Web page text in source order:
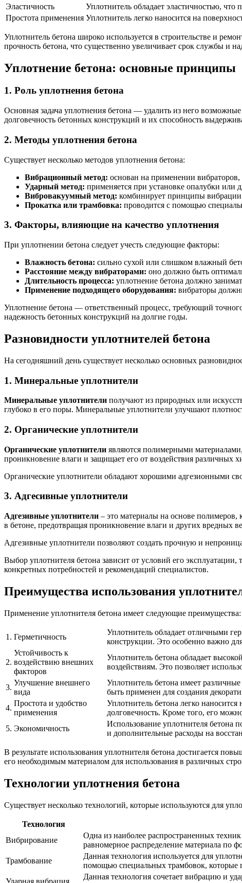
Эластичность
Уплотнитель обладает эластичностью,
Простота применения Уплотнитель легко наносится на
Уплотнитель бетона широко используется в строительстве и
прочность бетона, что существенно увеличивает срок службы и
Уплотнение бетона: основные принципы
1. Роль уплотнения бетона
Основная задача уплотнения бетона — удалить из него
долговечность бетонных конструкций и их способность
2. Методы уплотнения бетона
Существует несколько методов уплотнения бетона:
Вибрационный метод: основан на применении
Ударный метод: применяется при установке опалубки или
Вибровакуумный метод: комбинирует принципы вибрации
Прокатка или трамбовка: проводится с помощью
3. Факторы, влияющие на качество уплотнения
При уплотнении бетона следует учесть следующие факторы:
Влажность бетона: сильно сухой или слишком влажный
Расстояние между вибраторами: оно должно быть
Длительность процесса: уплотнение бетона должно
Применение подходящего оборудования: вибраторы
Уплотнение бетона — ответственный процесс, требующий
надежность бетонных конструкций на долгие годы.
Разновидности уплотнителей бетона
На сегодняшний день существует несколько основных
1. Минеральные уплотнители
Минеральные уплотнители получают из природных или
глубоко в его поры. Минеральные уплотнители улучшают
2. Органические уплотнители
Органические уплотнители являются полимерными
проникновение влаги и защищает его от воздействия различных
Органические уплотнители обладают хорошими адгезионными
3. Адгесивные уплотнители
Адгезивные уплотнители – это материалы на основе
в бетоне, предотвращая проникновение влаги и других вредных
Адгезивные уплотнители позволяют создать прочную и
Выбор уплотнителя бетона зависит от условий его
конкретных потребностей и рекомендаций специалистов.
Преимущества использования
Применение уплотнителя бетона имеет следующие преимущества:
1. Герметичность
Уплотнитель обладает отличными
конструкции. Это особенно важно
2.
Устойчивость к
воздействию внешних
факторов
Уплотнитель бетона обладает
воздействиям. Это позволяет
3.
Улучшение внешнего
вида
Уплотнитель бетона имеет
быть применен для создания
4.
Простота и удобство
применения
Уплотнитель бетона легко
долговечность. Кроме того, его
5. Экономичность
Использование уплотнителя бетона
и дополнительные расходы на
В результате использования уплотнителя бетона достигается
его необходимым материалом для использования в различных
Технологии уплотнения бетона
Существует несколько технологий, которые используются для
Технология
Вибрирование
Одна из наиболее распространенных
равномерное распределение материала по
Трамбование
Данная технология используется для
помощью специальных трамбовок, которые
Ударная вибрация
Данная технология сочетает вибрацию и